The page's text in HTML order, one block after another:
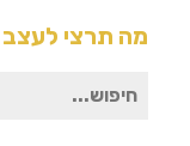
מה תרצי לעצב
חיפוש